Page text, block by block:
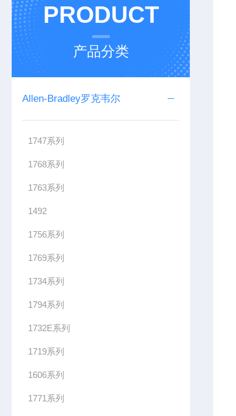
PRODUCT
产品分类
Allen-Bradley罗克韦尔
1747系列
1768系列
1763系列
1492
1756系列
1769系列
1734系列
1794系列
1732E系列
1719系列
1606系列
1771系列